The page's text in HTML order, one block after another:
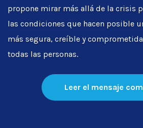
propone mirar más allá de la crisis
las condiciones que hacen posible
más segura, creíble y
todas las personas.
Leer el mensaje